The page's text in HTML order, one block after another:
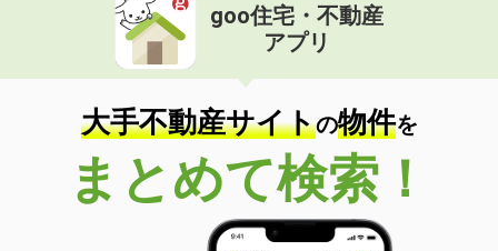
goo住宅・不動産
アプリ
大手不動産サイトの物件を
まとめて検索！